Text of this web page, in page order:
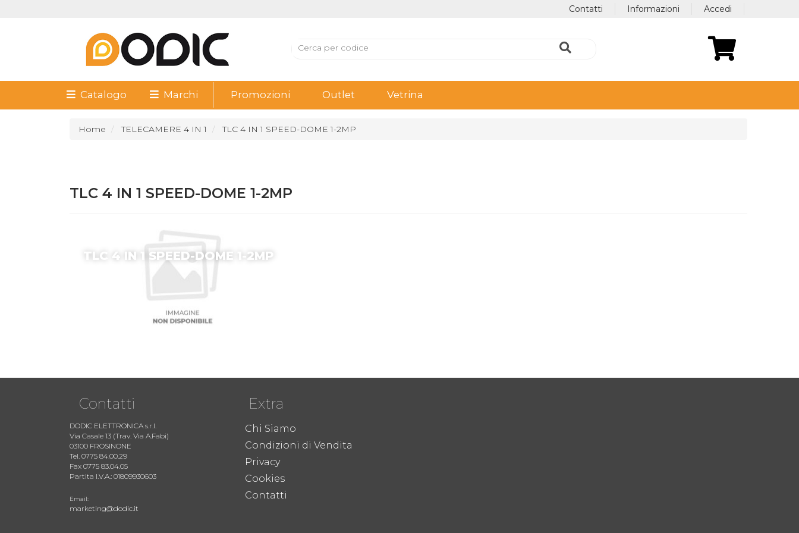
Accedi
Informazioni
Contatti
Catalogo Marchi Promozioni Outlet Vetrina
Home TELECAMERE 4 IN 1 TLC 4 IN 1 SPEED-DOME 1-2MP
TLC 4 IN 1 SPEED-DOME 1-2MP
TLC 4 IN 1 SPEED-DOME 1-2MP
Contatti
DODIC ELETTRONICA s.r.l.
Via Casale 13 (Trav. Via A.Fabi)
03100 FROSINONE
Tel. 0775 84.00.29
Fax 0775 83.04.05
Partita I.V.A.: 01809930603
Email:
marketing@dodic.it
Extra
Chi Siamo
Condizioni di Vendita
Privacy
Cookies
Contatti